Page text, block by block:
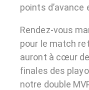
points d’avance
Rendez-vous
pour le match
auront à cœur
finales des
notre double